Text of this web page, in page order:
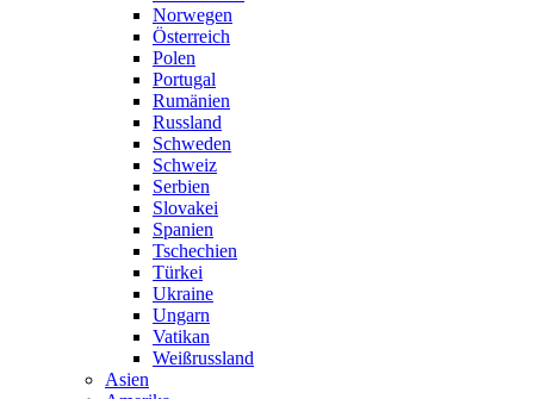
Norwegen
Österreich
Polen
Portugal
Rumänien
Russland
Schweden
Schweiz
Serbien
Slovakei
Spanien
Tschechien
Türkei
Ukraine
Ungarn
Vatikan
Weißrussland
Asien